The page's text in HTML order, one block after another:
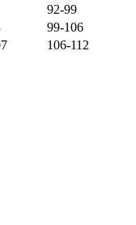
92-99
99-106
106-112